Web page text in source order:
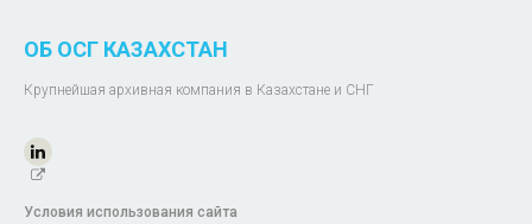
ОБ ОСГ КАЗАХСТАН
Крупнейшая архивная компания в Казахстане и СНГ
Условия использования сайта